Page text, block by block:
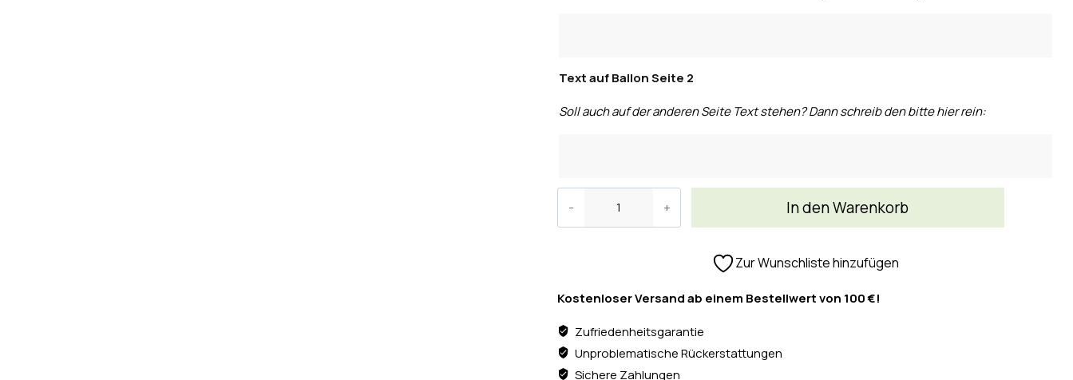
Text auf Ballon Seite 2
Soll auch auf der anderen Seite Text stehen? Dann schreib den bitte hier rein:
In den Warenkorb
Zur Wunschliste hinzufügen
Kostenloser Versand ab einem Bestellwert von 100 €!
Zufriedenheitsgarantie
Unproblematische Rückerstattungen
Sichere Zahlungen